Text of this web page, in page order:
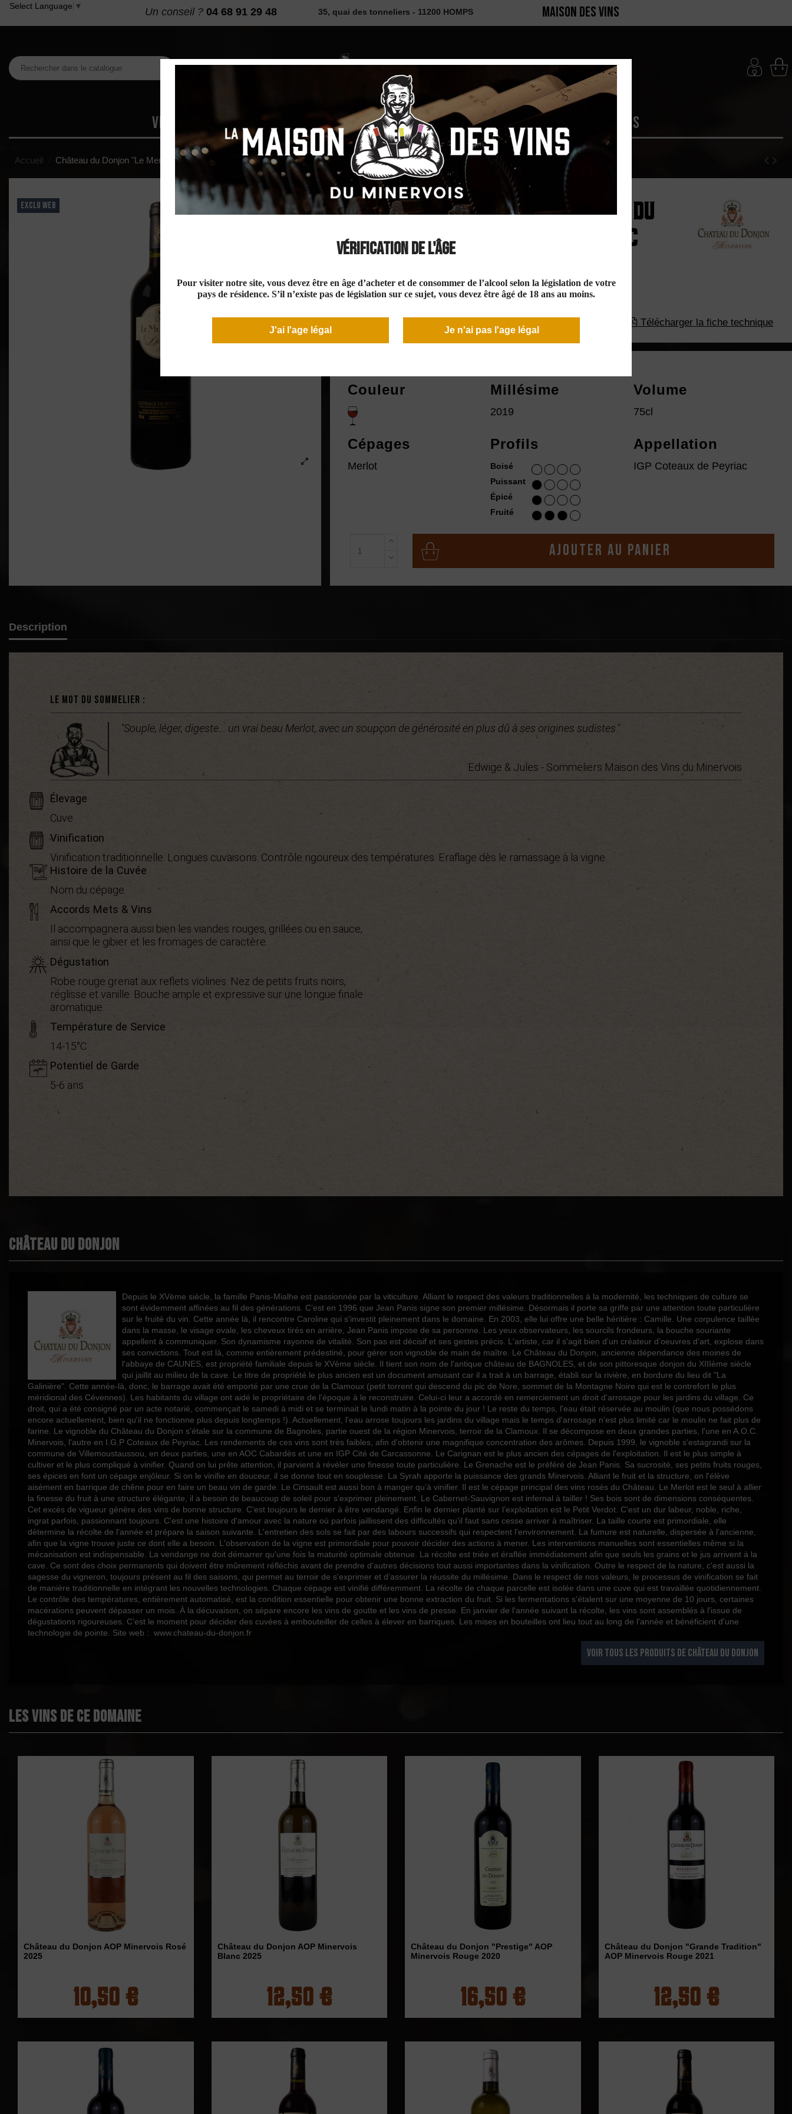
Vérification de l'âge
Pour visiter notre site, vous devez être en âge d’acheter et de consommer de l’alcool selon la législation de votre
pays de résidence. S’il n’existe pas de législation sur ce sujet, vous devez être âgé de 18 ans au moins.
J'ai l'age légal Je n'ai pas l'age légal
Un conseil ? 04 68 91 29 48 35, quai des tonneliers - 11200 HOMPS MAISON DES VINS
Select Language ▼
VINS MAISON DES VINS SELECTION
2026
COUP DE ❤ DÉCOUVERTE PRODUCTEURS
Accueil Château du Donjon "Le Merlot du Donjon" IGP Coteaux de Peyriac Rouge 2019
EXCLU WEB
Château du Donjon "Le Merlot du
Donjon" IGP Coteaux de Peyriac
Rouge 2019
11,50 € En stock
Télécharger la fiche technique
Couleur Millésime
2019
Volume
75cl
Cépages
Merlot
Profils
Boisé
Puissant
Épicé
Fruité
Appellation
IGP Coteaux de Peyriac
Ajouter au panier
Description
Le mot du sommelier :
"Souple, léger, digeste... un vrai beau Merlot, avec un soupçon de générosité en plus dû à ses origines sudistes."
Edwige & Jules - Sommeliers Maison des Vins du Minervois
Élevage
Cuve
Vinification
Vinification traditionnelle. Longues cuvaisons. Contrôle rigoureux des températures. Eraflage dès le ramassage à la vigne.
Histoire de la Cuvée
Nom du cépage.
Accords Mets & Vins
Il accompagnera aussi bien les viandes rouges, grillées ou en sauce,
ainsi que le gibier et les fromages de caractère.
Dégustation
Robe rouge grenat aux reflets violines. Nez de petits fruits noirs,
réglisse et vanille. Bouche ample et expressive sur une longue finale
aromatique.
Température de Service
14-15°C
Potentiel de Garde
5-6 ans
Épicé
Rouge
Millésime 2019
Volume 75cl
Vins Internet
Vins Internet
Château du Donjon
Depuis le XVème siècle, la famille Panis-Mialhe est passionnée par la viticulture. Alliant le respect des valeurs traditionnelles à la modernité, les techniques de culture se
sont évidemment affinées au fil des générations. C’est en 1996 que Jean Panis signe son premier millésime. Désormais il porte sa griffe par une attention toute particulière
sur le fruité du vin. Cette année là, il rencontre Caroline qui s'investit pleinement dans le domaine. En 2003, elle lui offre une belle héritière : Camille. Une corpulence taillée
dans la masse, le visage ovale, les cheveux tirés en arrière, Jean Panis impose de sa personne. Les yeux observateurs, les sourcils frondeurs, la bouche souriante
appellent à communiquer. Son dynamisme rayonne de vitalité. Son pas est décisif et ses gestes précis. L'artiste, car il s'agit bien d'un créateur d’oeuvres d’art, explose dans
ses convictions. Tout est là, comme entièrement prédestiné, pour gérer son vignoble de main de maître. Le Château du Donjon, ancienne dépendance des moines de
l'abbaye de CAUNES, est propriété familiale depuis le XVème siècle. Il tient son nom de l'antique château de BAGNOLES, et de son pittoresque donjon du XIIIème siècle
qui jaillit au milieu de la cave. Le titre de propriété le plus ancien est un document amusant car il a trait à un barrage, établi sur la rivière, en bordure du lieu dit "La
Galinière". Cette année-là, donc, le barrage avait été emporté par une crue de la Clamoux (petit torrent qui descend du pic de Nore, sommet de la Montagne Noire qui est le contrefort le plus
méridional des Cévennes). Les habitants du village ont aidé le propriétaire de l'époque à le reconstruire. Celui-ci leur a accordé en remerciement un droit d'arrosage pour les jardins du village. Ce
droit, qui a été consigné par un acte notarié, commençait le samedi à midi et se terminait le lundi matin à la pointe du jour ! Le reste du temps, l'eau était réservée au moulin (que nous possédons
encore actuellement, bien qu'il ne fonctionne plus depuis longtemps !). Actuellement, l'eau arrose toujours les jardins du village mais le temps d'arrosage n'est plus limité car le moulin ne fait plus de
farine. Le vignoble du Château du Donjon s'étale sur la commune de Bagnoles, partie ouest de la région Minervois, terroir de la Clamoux. Il se décompose en deux grandes parties, l'une en A.O.C.
Minervois, l'autre en I.G.P Coteaux de Peyriac. Les rendements de ces vins sont très faibles, afin d'obtenir une magnifique concentration des arômes. Depuis 1999, le vignoble s'estagrandi sur la
commune de Villemoustaussou, en deux parties, une en AOC Cabardès et une en IGP Cité de Carcassonne. Le Carignan est le plus ancien des cépages de l'exploitation. Il est le plus simple à
cultiver et le plus compliqué à vinifier. Quand on lui prête attention, il parvient à révéler une finesse toute particulière. Le Grenache est le préféré de Jean Panis. Sa sucrosité, ses petits fruits rouges,
ses épices en font un cépage enjôleur. Si on le vinifie en douceur, il se donne tout en souplesse. La Syrah apporte la puissance des grands Minervois. Alliant le fruit et la structure, on l'élève
aisément en barrique de chêne pour en faire un beau vin de garde. Le Cinsault est aussi bon à manger qu’à vinifier. Il est le cépage principal des vins rosés du Château. Le Merlot est le seul à allier
la finesse du fruit à une structure élégante, il a besoin de beaucoup de soleil pour s'exprimer pleinement. Le Cabernet-Sauvignon est infernal à tailler ! Ses bois sont de dimensions conséquentes.
Cet excès de vigueur génère des vins de bonne structure. C’est toujours le dernier à être vendangé. Enfin le dernier planté sur l’exploitation est le Petit Verdot. C'est un dur labeur, noble, riche,
ingrat parfois, passionnant toujours. C'est une histoire d'amour avec la nature où parfois jaillissent des difficultés qu'il faut sans cesse arriver à maîtriser. La taille courte est primordiale, elle
détermine la récolte de l'année et prépare la saison suivante. L'entretien des sols se fait par des labours successifs qui respectent l'environnement. La fumure est naturelle, dispersée à l'ancienne,
afin que la vigne trouve juste ce dont elle a besoin. L'observation de la vigne est primordiale pour pouvoir décider des actions à mener. Les interventions manuelles sont essentielles même si la
mécanisation est indispensable. La vendange ne doit démarrer qu'une fois la maturité optimale obtenue. La récolte est triée et éraflée immédiatement afin que seuls les grains et le jus arrivent à la
cave. Ce sont des choix permanents qui doivent être mûrement réfléchis avant de prendre d'autres décisions tout aussi importantes dans la vinification. Outre le respect de la nature, c'est aussi la
sagesse du vigneron, toujours présent au fil des saisons, qui permet au terroir de s'exprimer et d’assurer la réussite du millésime. Dans le respect de nos valeurs, le processus de vinification se fait
de manière traditionnelle en intégrant les nouvelles technologies. Chaque cépage est vinifié différemment. La récolte de chaque parcelle est isolée dans une cuve qui est travaillée quotidiennement.
Le contrôle des températures, entièrement automatisé, est la condition essentielle pour obtenir une bonne extraction du fruit. Si les fermentations s'étalent sur une moyenne de 10 jours, certaines
macérations peuvent dépasser un mois. À la décuvaison, on sépare encore les vins de goutte et les vins de presse. En janvier de l'année suivant la récolte, les vins sont assemblés à l'issue de
dégustations rigoureuses. C’est le moment pour décider des cuvées à embouteiller de celles à élever en barriques. Les mises en bouteilles ont lieu tout au long de l'année et bénéficient d'une
technologie de pointe. Site web : www.chateau-du-donjon.fr
VOIR TOUS LES PRODUITS DE CHÂTEAU DU DONJON
Les vins de ce domaine
Château du Donjon AOP Minervois Rosé
2025
10,50 €
Château du Donjon AOP Minervois
Blanc 2025
12,50 €
Château du Donjon "Prestige" AOP
Minervois Rouge 2020
16,50 €
Château du Donjon "Grande Tradition"
AOP Minervois Rouge 2021
12,50 €